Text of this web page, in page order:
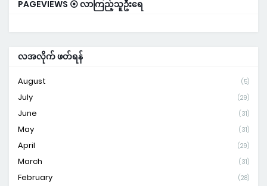
PAGEVIEWS ⦿ လာကြည့်သူဦးရေ
လအလိုက် ဖတ်ရန်
August (5)
July (29)
June (31)
May (31)
April (29)
March (31)
February (28)